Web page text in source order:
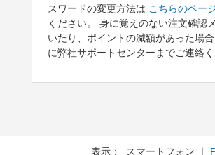
スワードの変更方法は こちらのペー
ください。 身に覚えのない注文確認
いたり、ポイントの減額があった場
に弊社サポートセンターまでご連絡
表示： スマートフォン ｜